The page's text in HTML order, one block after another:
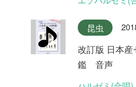
改訂版 日本産セミ科図
鑑 音声
昆虫 2018/07/06
改訂版 日本産セミ科図